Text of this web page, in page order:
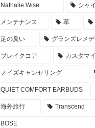
Nathalie Wise シャ
メンテナンス 革
足の臭い グランズレメデ
ブレイクコア カスタマ
ノイズキャンセリング
QUIET COMFORT EARBUDS
海外旅行 Transcend
BOSE